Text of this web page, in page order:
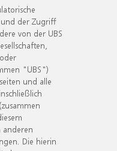
der Zugriff
von der UBS
"UBS")
und alle
anderen
Die hierin